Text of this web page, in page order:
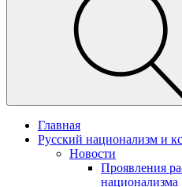
Главная
Русский национализм и
Новости
Проявления
национализма